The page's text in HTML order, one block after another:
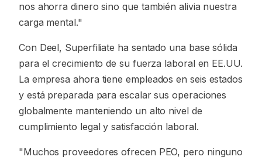
nos ahorra dinero sino que también alivia nuestra
carga mental."
Con Deel, Superfiliate ha sentado una base sólida
para el crecimiento de su fuerza laboral en EE.UU.
La empresa ahora tiene empleados en seis estados
y está preparada para escalar sus operaciones
globalmente manteniendo un alto nivel de
cumplimiento legal y satisfacción laboral.
"Muchos proveedores ofrecen PEO, pero ninguno